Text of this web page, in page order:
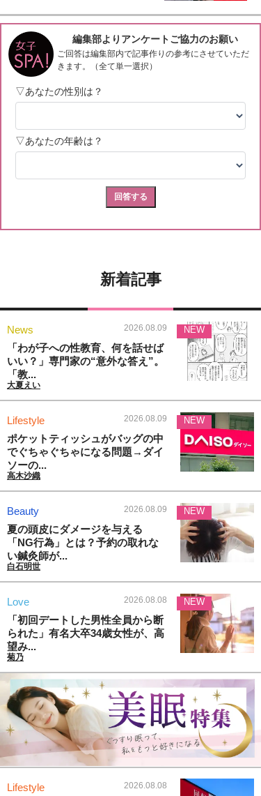
新着記事
News 2026.08.09
「わが子への性教育、何を話せば
いい？」専門家の“意外な答え”。
「教...
大夏えい
NEW
Lifestyle 2026.08.09
ポケットティッシュがバッグの中
でぐちゃぐちゃになる問題→ダイ
ソーの...
高木沙織
NEW
Beauty 2026.08.09
夏の頭皮にダメージを与える
「NG行為」とは？予約の取れな
い鍼灸師が...
白石明世
NEW
Love 2026.08.08
「初回デートした男性全員から断
られた」有名大卒34歳女性が、高
望み...
菊乃
NEW
Lifestyle 2026.08.08